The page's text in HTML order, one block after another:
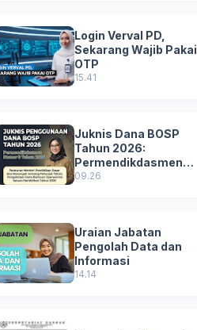
Login Verval PD,
Sekarang Wajib Pakai
OTP
15.41
Juknis Dana BOSP
Tahun 2026:
Permendikdasmen
Nomor 8 Tahun 2026
09.26
Uraian Jabatan
Pengolah Data dan
Informasi
14.14